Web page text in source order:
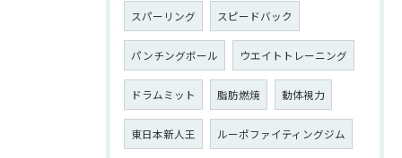
スパーリング スピードバック
パンチングボール ウエイトトレーニング
ドラムミット 脂肪燃焼 動体視力
東日本新人王 ルーポファイティングジム